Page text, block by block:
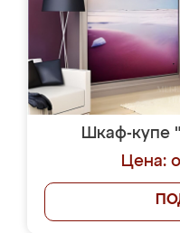
Шкаф-купе
Цена: